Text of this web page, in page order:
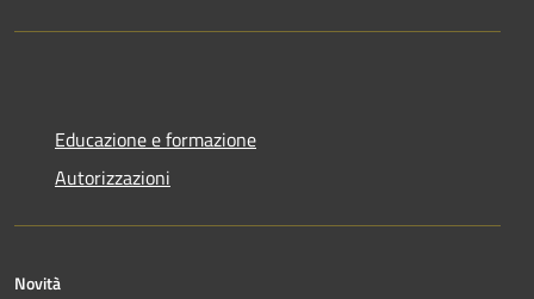
Educazione e formazione
Autorizzazioni
Novità